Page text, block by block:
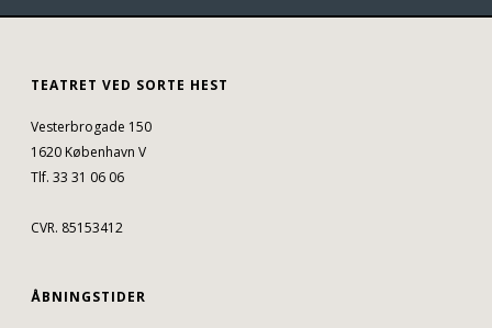
TEATRET VED SORTE HEST
Vesterbrogade 150
1620 København V
Tlf. 33 31 06 06
CVR. 85153412
ÅBNINGSTIDER